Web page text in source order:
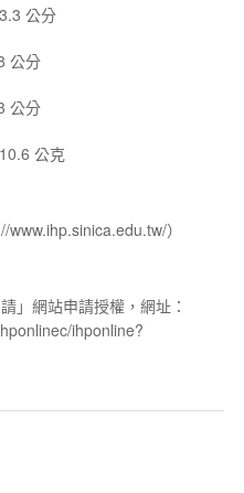
公分
公分
公分
公克
）
」網站申請授權，網址：
ihponline?